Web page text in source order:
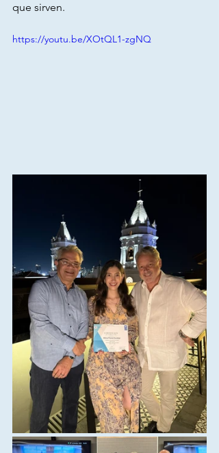
que sirven.
https://youtu.be/XOtQL1-zgNQ